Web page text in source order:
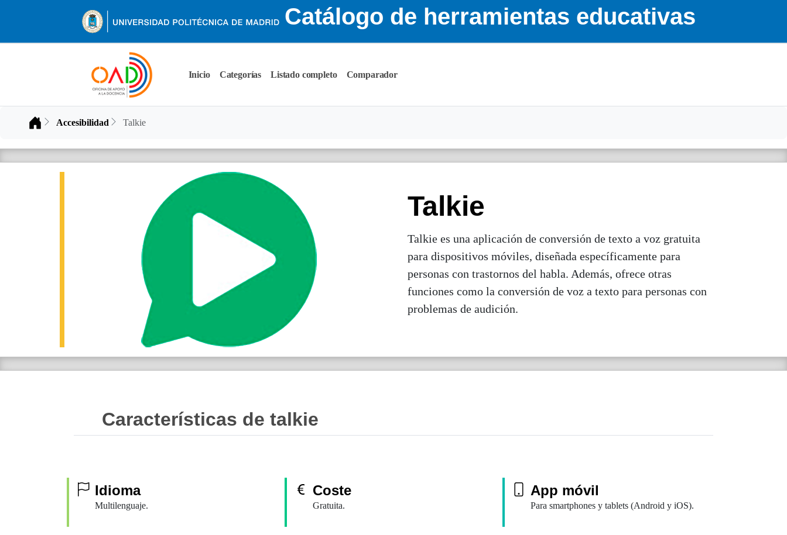
Catálogo de herramientas educativas
Inicio Categorías Listado completo Comparador
InicioAccesibilidad Talkie
Talkie
Talkie es una aplicación de conversión de texto a voz gratuita
para dispositivos móviles, diseñada específicamente para
personas con trastornos del habla. Además, ofrece otras
funciones como la conversión de voz a texto para personas con
problemas de audición.
Características de talkie
Idioma
Multilenguaje.
Coste
Gratuita.
App móvil
Para smartphones y tablets (Android y iOS).